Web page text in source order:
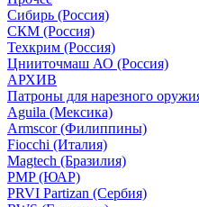
Сибирь (Россия)
СКМ (Россия)
Техкрим (Россия)
Цнииточмаш АО (Россия)
АРХИВ
Патроны для нарезного
Aguila (Мексика)
Armscor (Филиппины)
Fiocchi (Италия)
Magtech (Бразилия)
PMP (ЮАР)
PRVI Partizan (Сербия)